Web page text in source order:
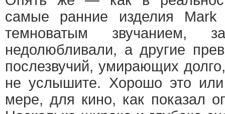
самые ранние изделия Mark
темноватым
недолюбливали, а другие
послезвучий, умирающих
не услышите. Хорошо это
мере, для кино, как показал